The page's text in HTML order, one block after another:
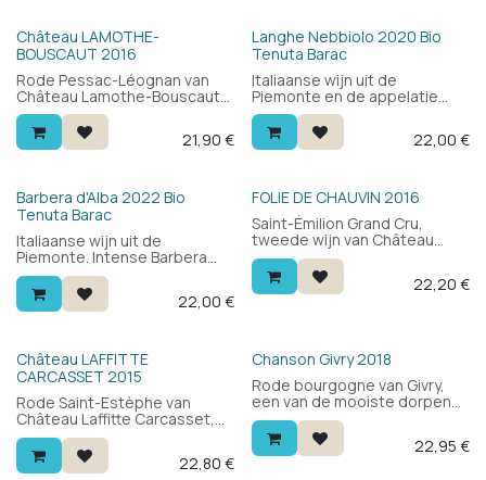
Château LAMOTHE-
BOUSCAUT 2016
Rode Pessac-Léognan van
Château Lamothe-Bouscaut,
beheerd door de eigenaars
van het naburige Château
Bouscaut. Cabernet
elegante tannines. Een
bordeaux met karakter en
bewaarpotenrtieel.
21,90 €
Bio
Langhe Nebbiolo 2020 Bio
Tenuta Barac
Italiaanse wijn uit de
Piemonte en de appelatie
Langhe. Mooie Nebbiolo wijn
en een aangename
kennismaking voor een
medium body met zuiverheid
en finesse. Deze wijn kan je
nu drinken of nog een aantal
jaren in de kelder houden.
James Suckling 89 pts. Open
een paar uur voor het
serveren, of giet in een karaf.
22,00 €
Bio
Barbera d'Alba 2022 Bio
Tenuta Barac
Italiaanse wijn uit de
Piemonte. Intense Barbera
met een mooie structuur,
zuiver, fruitig en fris.
Aangenaam rond voor een
Barbera is wat ronder. Open
een paar uur voor het
serveren, of giet in een karaf.
22,00 €
FOLIE DE CHAUVIN 2016
Saint-Émilion Grand Cru,
tweede wijn van Château
Chauvin — grand cru classé in
handen van de familie Cazes
(Lynch-Bages). Merlot en
kwaliteit voor de prijs.
22,20 €
Château LAFFITTE
CARCASSET 2015
Rode Saint-Estèphe van
Château Laffitte Carcasset,
Cru Bourgeois sinds 1932.
Blend van cabernet
sauvignon, merlot en 22,80 €
Chanson Givry 2018
Rode bourgogne van Givry,
een van de mooiste dorpen
van de Côte Chalonnaise.
Chanson Père et Fils —
klassieke maison uit Beaune,
22,95 €